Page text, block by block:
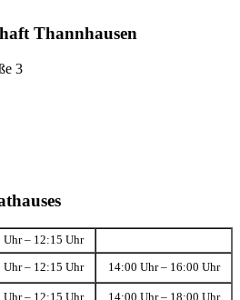
Thannhausen
3
Uhr – 12:15 Uhr
Uhr – 12:15 Uhr 14:00 Uhr – 16:00 Uhr